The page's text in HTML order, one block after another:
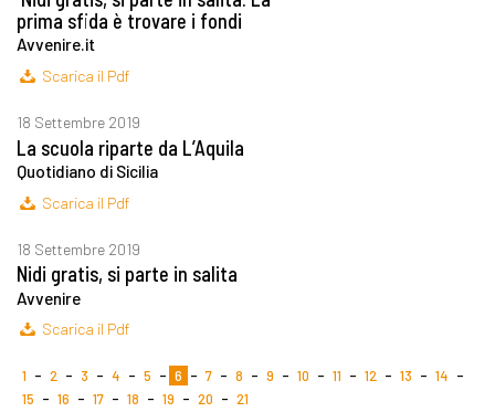
prima sfida è trovare i fondi
Avvenire.it
Scarica il Pdf
18 Settembre 2019
La scuola riparte da L’Aquila
Quotidiano di Sicilia
Scarica il Pdf
18 Settembre 2019
Nidi gratis, si parte in salita
Avvenire
Scarica il Pdf
1 2 3 4 5 6 7 8 9 10 11 12 13
14
15
16 17 18 19 20 21